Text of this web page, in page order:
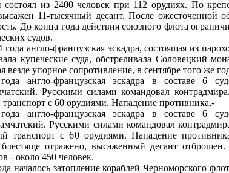
состоял из 2400 человек при 112 орудиях. По
11-тысячный десант. После ожесточенной
До конца года действия союзного флота
судов.
англо-французская эскадра, состоящая из
купеческие суда, обстреливала Соловецкий
везде упорное сопротивление, в сентябре того же
англо-французская эскадра в составе 6
Русскими силами командовал
с 60 орудиями. Нападение противника,-
англо-французская эскадра в составе 6
Русскими силами командовал
транспорт с 60 орудиями. Нападение
отражено, высаженный десант
- около 450 человек.
началось затопление кораблей Черноморского